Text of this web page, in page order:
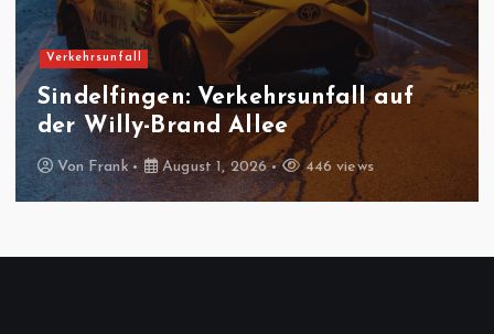
Verkehrsunfall
Sindelfingen: Verkehrsunfall auf
der Willy-Brand Allee
VonFrank August 1, 2026 446 views